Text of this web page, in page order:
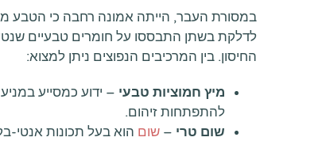
במסורת העבר, הייתה אמונה רחבה כי הטבע
לדלקת בשתן התבססו על חומרים טבעיים
החיסון. בין המרכיבים הנפוצים ניתן למצוא:
מיץ חמוציות טבעי – ידוע כמסייע
להתפתחות זיהום.
שום טרי – שום הוא בעל תכונות אנטי-